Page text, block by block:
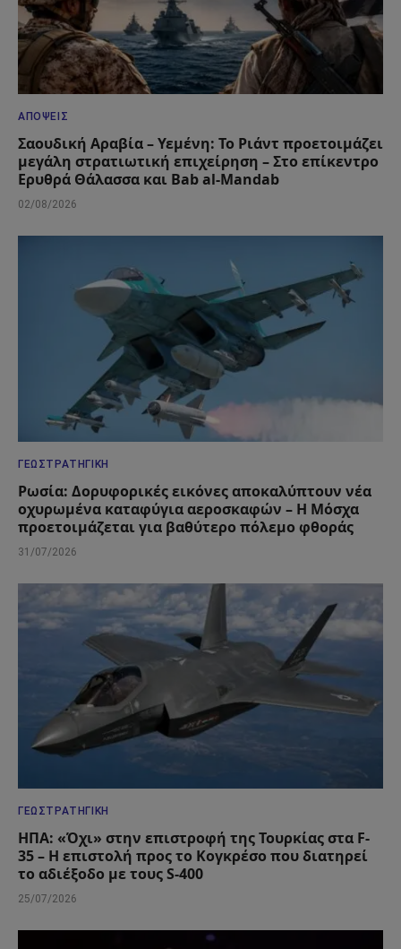
ΑΠΌΨΕΙΣ
Σαουδική Αραβία – Υεμένη: Το Ριάντ προετοιμάζει
μεγάλη στρατιωτική επιχείρηση – Στο επίκεντρο
Ερυθρά Θάλασσα και Bab al-Mandab
02/08/2026
ΓΕΩΣΤΡΑΤΗΓΙΚΉ
Ρωσία: Δορυφορικές εικόνες αποκαλύπτουν νέα
οχυρωμένα καταφύγια αεροσκαφών – Η Μόσχα
προετοιμάζεται για βαθύτερο πόλεμο φθοράς
31/07/2026
ΓΕΩΣΤΡΑΤΗΓΙΚΉ
ΗΠΑ: «Όχι» στην επιστροφή της Τουρκίας στα F-
35 – Η επιστολή προς το Κογκρέσο που διατηρεί
το αδιέξοδο με τους S-400
25/07/2026